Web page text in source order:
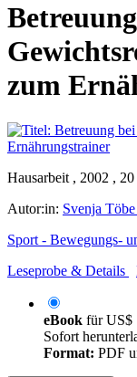
zum
Hausarbeit , 2002 ,
Autor:in: Svenja
Sport - Bewegungs-
Leseprobe & Details
eBook fürUS$
Sofort
Format: PDF